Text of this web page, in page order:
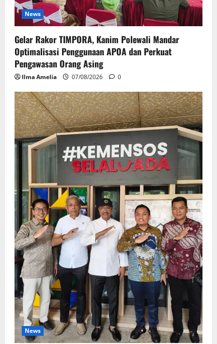
News
Gelar Rakor TIMPORA, Kanim Polewali Mandar
Optimalisasi Penggunaan APOA dan Perkuat
Pengawasan Orang Asing
Ilma Amelia 07/08/2026 0
News